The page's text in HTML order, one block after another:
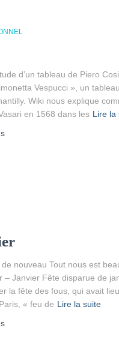
d’un tableau de Piero
Vespucci », un
Wiki nous explique
en 1568 dans les Lire la
nouveau Tout nous est
– Janvier Fête disparue de
la fête des fous, qui avait
« feu de Lire la suite